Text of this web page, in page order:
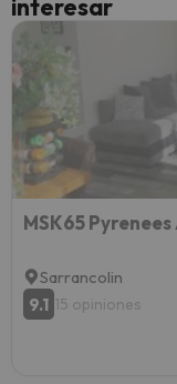
interesar
MSK65
Sarrancolin
9.1 15 opiniones